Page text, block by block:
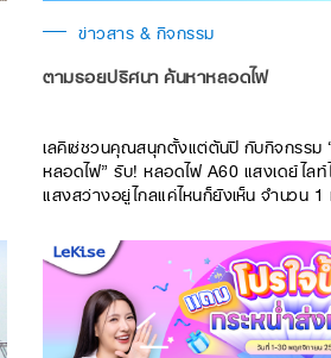
ข่าวสาร & กิจกรรม
ตามรอยปริศนา ค้นหาหลอดไฟ
เลคิเซ่ชวนคุณสนุกตั้งแต่ต้นปี กับกิจกรรม
หลอดไฟ” รับ! หลอดไฟ A60 แสงเดย์ไลท์
แสงสว่างอยู่ไกลแค่ไหนก็ยังเห็น จำนวน